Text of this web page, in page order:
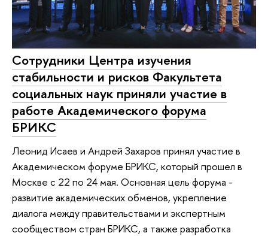
Сотрудники Центра изучения
стабильности и рисков Факультета
социальных наук приняли участие в
работе Академического форума
БРИКС
Леонид Исаев и Андрей Захаров принял участие в
Академическом форуме БРИКС, который прошел в
Москве с 22 по 24 мая. Основная цель форума -
развитие академических обменов, укрепление
диалога между правительствами и экспертным
сообществом стран БРИКС, а также разработка